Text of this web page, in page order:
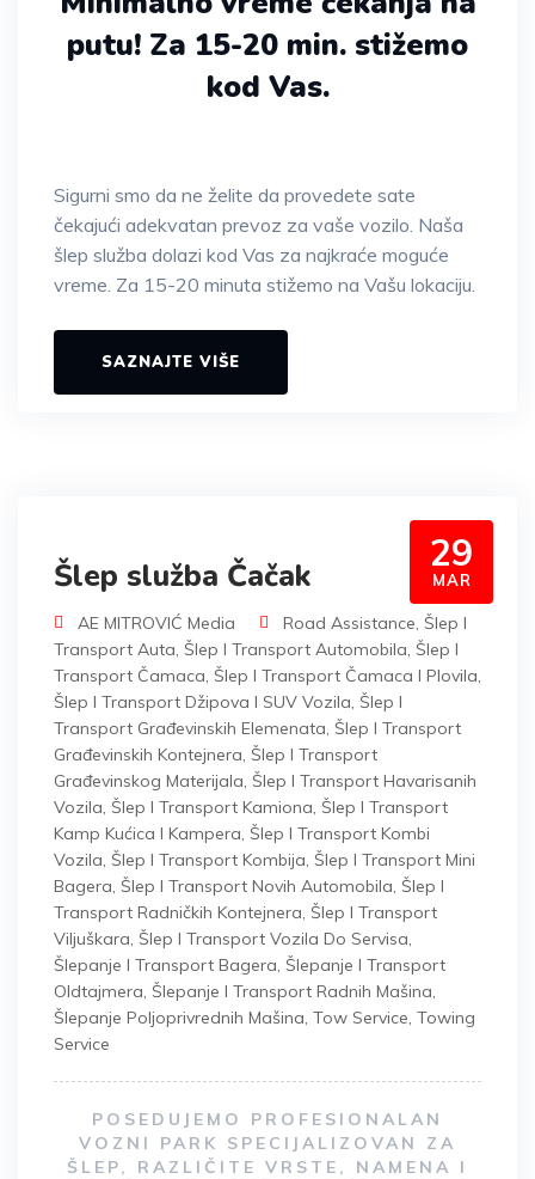
putu! Za 15-20 min. stižemo
kod Vas.
Sigurni smo da ne želite da provedete sate
čekajući adekvatan prevoz za vaše vozilo. Naša
šlep služba dolazi kod Vas za najkraće moguće
vreme. Za 15-20 minuta stižemo na Vašu lokaciju.
SAZNAJTE VIŠE
29
MAR
Šlep služba Čačak
AE MITROVIĆ Media Road Assistance, Šlep I
Transport Auta, Šlep I Transport Automobila, Šlep I
Transport Čamaca, Šlep I Transport Čamaca I Plovila,
Šlep I Transport Džipova I SUV Vozila, Šlep I
Transport Građevinskih Elemenata, Šlep I Transport
Građevinskih Kontejnera, Šlep I Transport
Građevinskog Materijala, Šlep I Transport Havarisanih
Vozila, Šlep I Transport Kamiona, Šlep I Transport
Kamp Kućica I Kampera, Šlep I Transport Kombi
Vozila, Šlep I Transport Kombija, Šlep I Transport Mini
Bagera, Šlep I Transport Novih Automobila, Šlep I
Transport Radničkih Kontejnera, Šlep I Transport
Viljuškara, Šlep I Transport Vozila Do Servisa,
Šlepanje I Transport Bagera, Šlepanje I Transport
Oldtajmera, Šlepanje I Transport Radnih Mašina,
Šlepanje Poljoprivrednih Mašina, Tow Service, Towing
Service
POSEDUJEMO PROFESIONALAN
VOZNI PARK SPECIJALIZOVAN ZA
ŠLEP, RAZLIČITE VRSTE, NAMENA I